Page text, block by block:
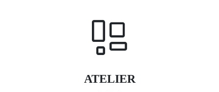
ATELIER